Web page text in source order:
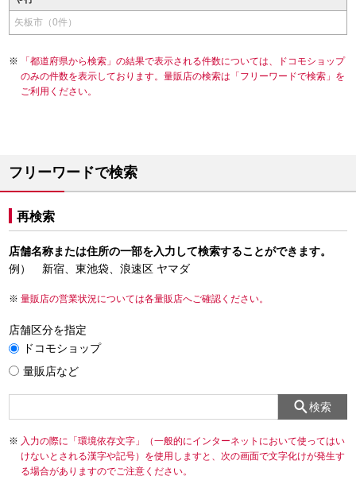
矢板市（0件）
「都道府県から検索」の結果で表示される件数については、ドコモショップ
のみの件数を表示しております。量販店の検索は「フリーワードで検索」を
ご利用ください。
フリーワードで検索
再検索
店舗名称または住所の一部を入力して検索することができます。
例） 新宿、東池袋、浪速区 ヤマダ
量販店の営業状況については各量販店へご確認ください。
店舗区分を指定
ドコモショップ
量販店など
検索
入力の際に「環境依存文字」（一般的にインターネットにおいて使ってはい
けないとされる漢字や記号）を使用しますと、次の画面で文字化けが発生す
る場合がありますのでご注意ください。